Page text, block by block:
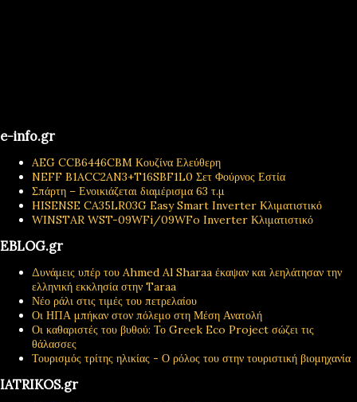
e-info.gr
AEG CCB6446CBM Κουζίνα Ελεύθερη
NEFF B1ACC2AN3+T16SBF1L0 Σετ Φούρνος Εστία
Σπάρτη – Ενοικιάζεται διαμέρισμα 63 τ.μ
HISENSE CA35LR03G Easy Smart Inverter Κλιματιστικό
WINSTAR WST-09WFi/09WFo Inverter Κλιματιστικό
EBLOG.gr
Δυνάμεις υπέρ του Ahmed Al Sharaa έκαψαν και λεηλάτησαν την
ελληνική εκκλησία στην Taraa
Νέο ράλι στις τιμές του πετρελαίου
Οι ΗΠΑ μπήκαν στον πόλεμο στη Μέση Ανατολή
Οι καθαριστές του βυθού: Το Greek Eco Project σώζει τις
θάλασσες
Τουρισμός τρίτης ηλικίας - Ο ρόλος του στην τουριστική βιομηχανία
IATRIKOS.gr